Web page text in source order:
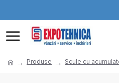
Produse Scule cu